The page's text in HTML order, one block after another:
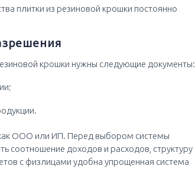
плитки из резиновой крошки постоянно
крошки нужны следующие документы:
ООО или ИП. Перед выбором системы
соотношение доходов и расходов, структуру
с физлицами удобна упрощенная система